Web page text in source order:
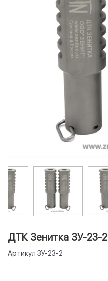
ДТК Зенитка ЗУ-23-2
Артикул ЗУ-23-2